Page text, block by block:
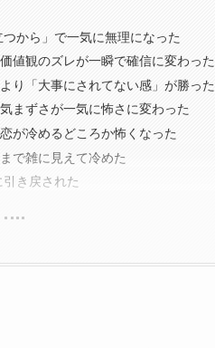
から」で一気に無理になった
値観のズレが一瞬で確信に変わった
り「大事にされてない感」が勝った
まずさが一気に怖さに変わった
が冷めるどころか怖くなった
で雑に見えて冷めた
き戻された